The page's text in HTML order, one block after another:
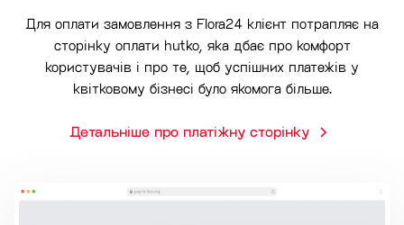
Для оплати замовлення з Flora24 клієнт потрапляє на
сторінку оплати hutko, яка дбає про комфорт
користувачів і про те, щоб успішних платежів у
квітковому бізнесі було якомога більше.
Детальніше про платіжну сторінку